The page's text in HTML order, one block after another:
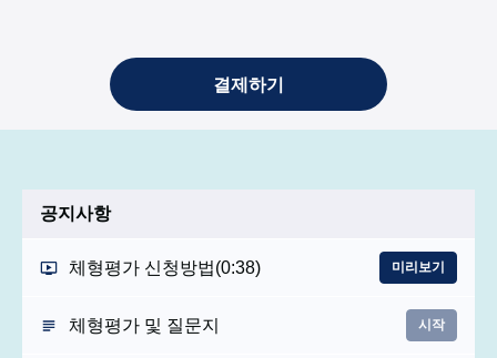
결제하기
공지사항
체형평가 신청방법(0:38) 미리보기
체형평가 및 질문지 시작